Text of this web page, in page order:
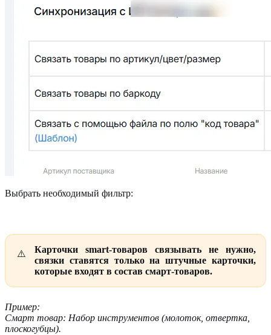
Выбрать необходимый фильтр:
Карточки smart-товаров связывать не нужно,
связки ставятся только на штучные карточки,
которые входят в состав смарт-товаров.
Пример:
Смарт товар: Набор инструментов (молоток, отвертка,
плоскогубцы).